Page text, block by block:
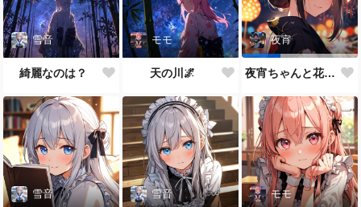
雪音
綺麗なのは？
モモ
天の川🌌
夜宵
夜宵ちゃんと花火大会
雪音 雪音 モモ